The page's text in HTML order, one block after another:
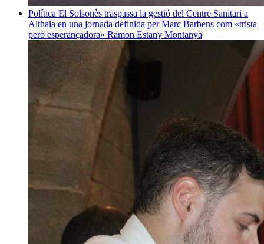
Política El Solsonès traspassa la gestió del Centre Sanitari a
Althaia en una jornada definida per Marc Barbens com «trista
però esperançadora» Ramon Estany Montanyà